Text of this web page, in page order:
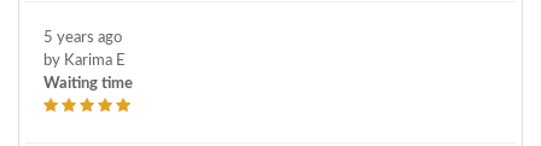
5 years ago
by Karima E
Waiting time